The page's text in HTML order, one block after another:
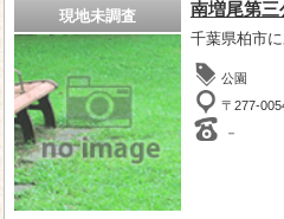
現地未調査 南増尾第三
千葉県柏市
公園
〒277-
－